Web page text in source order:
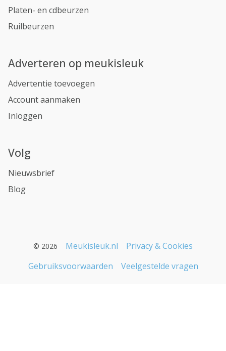
Platen- en cdbeurzen
Ruilbeurzen
Adverteren op meukisleuk
Advertentie toevoegen
Account aanmaken
Inloggen
Volg
Nieuwsbrief
Blog
© 2026 Meukisleuk.nl
Privacy & Cookies
Gebruiksvoorwaarden
Veelgestelde vragen